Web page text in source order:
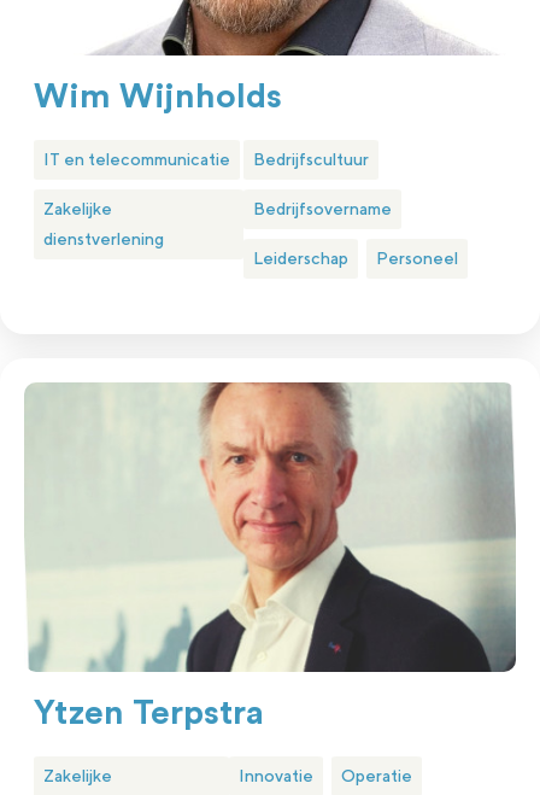
Wim Wijnholds
IT en telecommunicatie
Zakelijke
dienstverlening
Bedrijfscultuur
Bedrijfsovername
Leiderschap Personeel
Ytzen Terpstra
Zakelijke
Innovatie Operatie